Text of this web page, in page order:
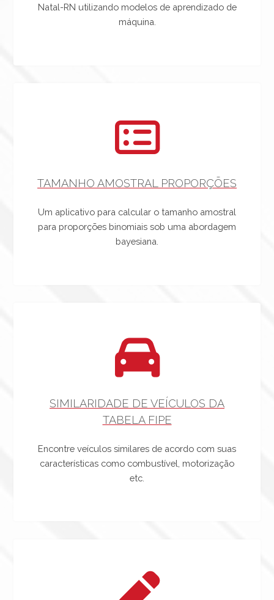
Natal-RN utilizando modelos de aprendizado de
máquina.
TAMANHO AMOSTRAL PROPORÇÕES
Um aplicativo para calcular o tamanho amostral
para proporções binomiais sob uma abordagem
bayesiana.
SIMILARIDADE DE VEÍCULOS DA
TABELA FIPE
Encontre veículos similares de acordo com suas
características como combustível, motorização
etc.